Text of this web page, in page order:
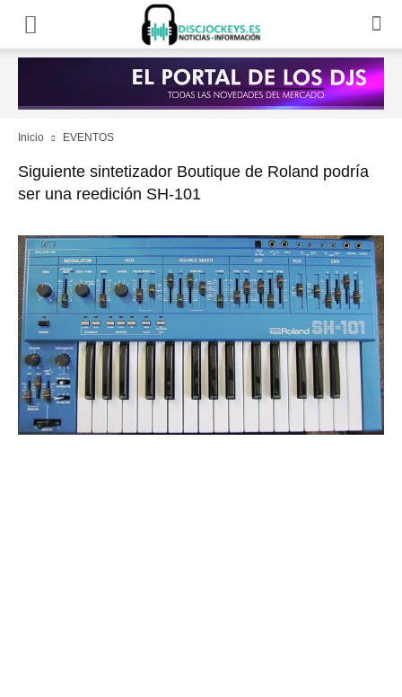
Inicio EVENTOS
Siguiente sintetizador Boutique de Roland podría
ser una reedición SH-101